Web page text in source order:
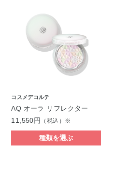
コスメデコルテ
AQ オーラ リフレクター
11,550円
（税込）※
種類を選ぶ